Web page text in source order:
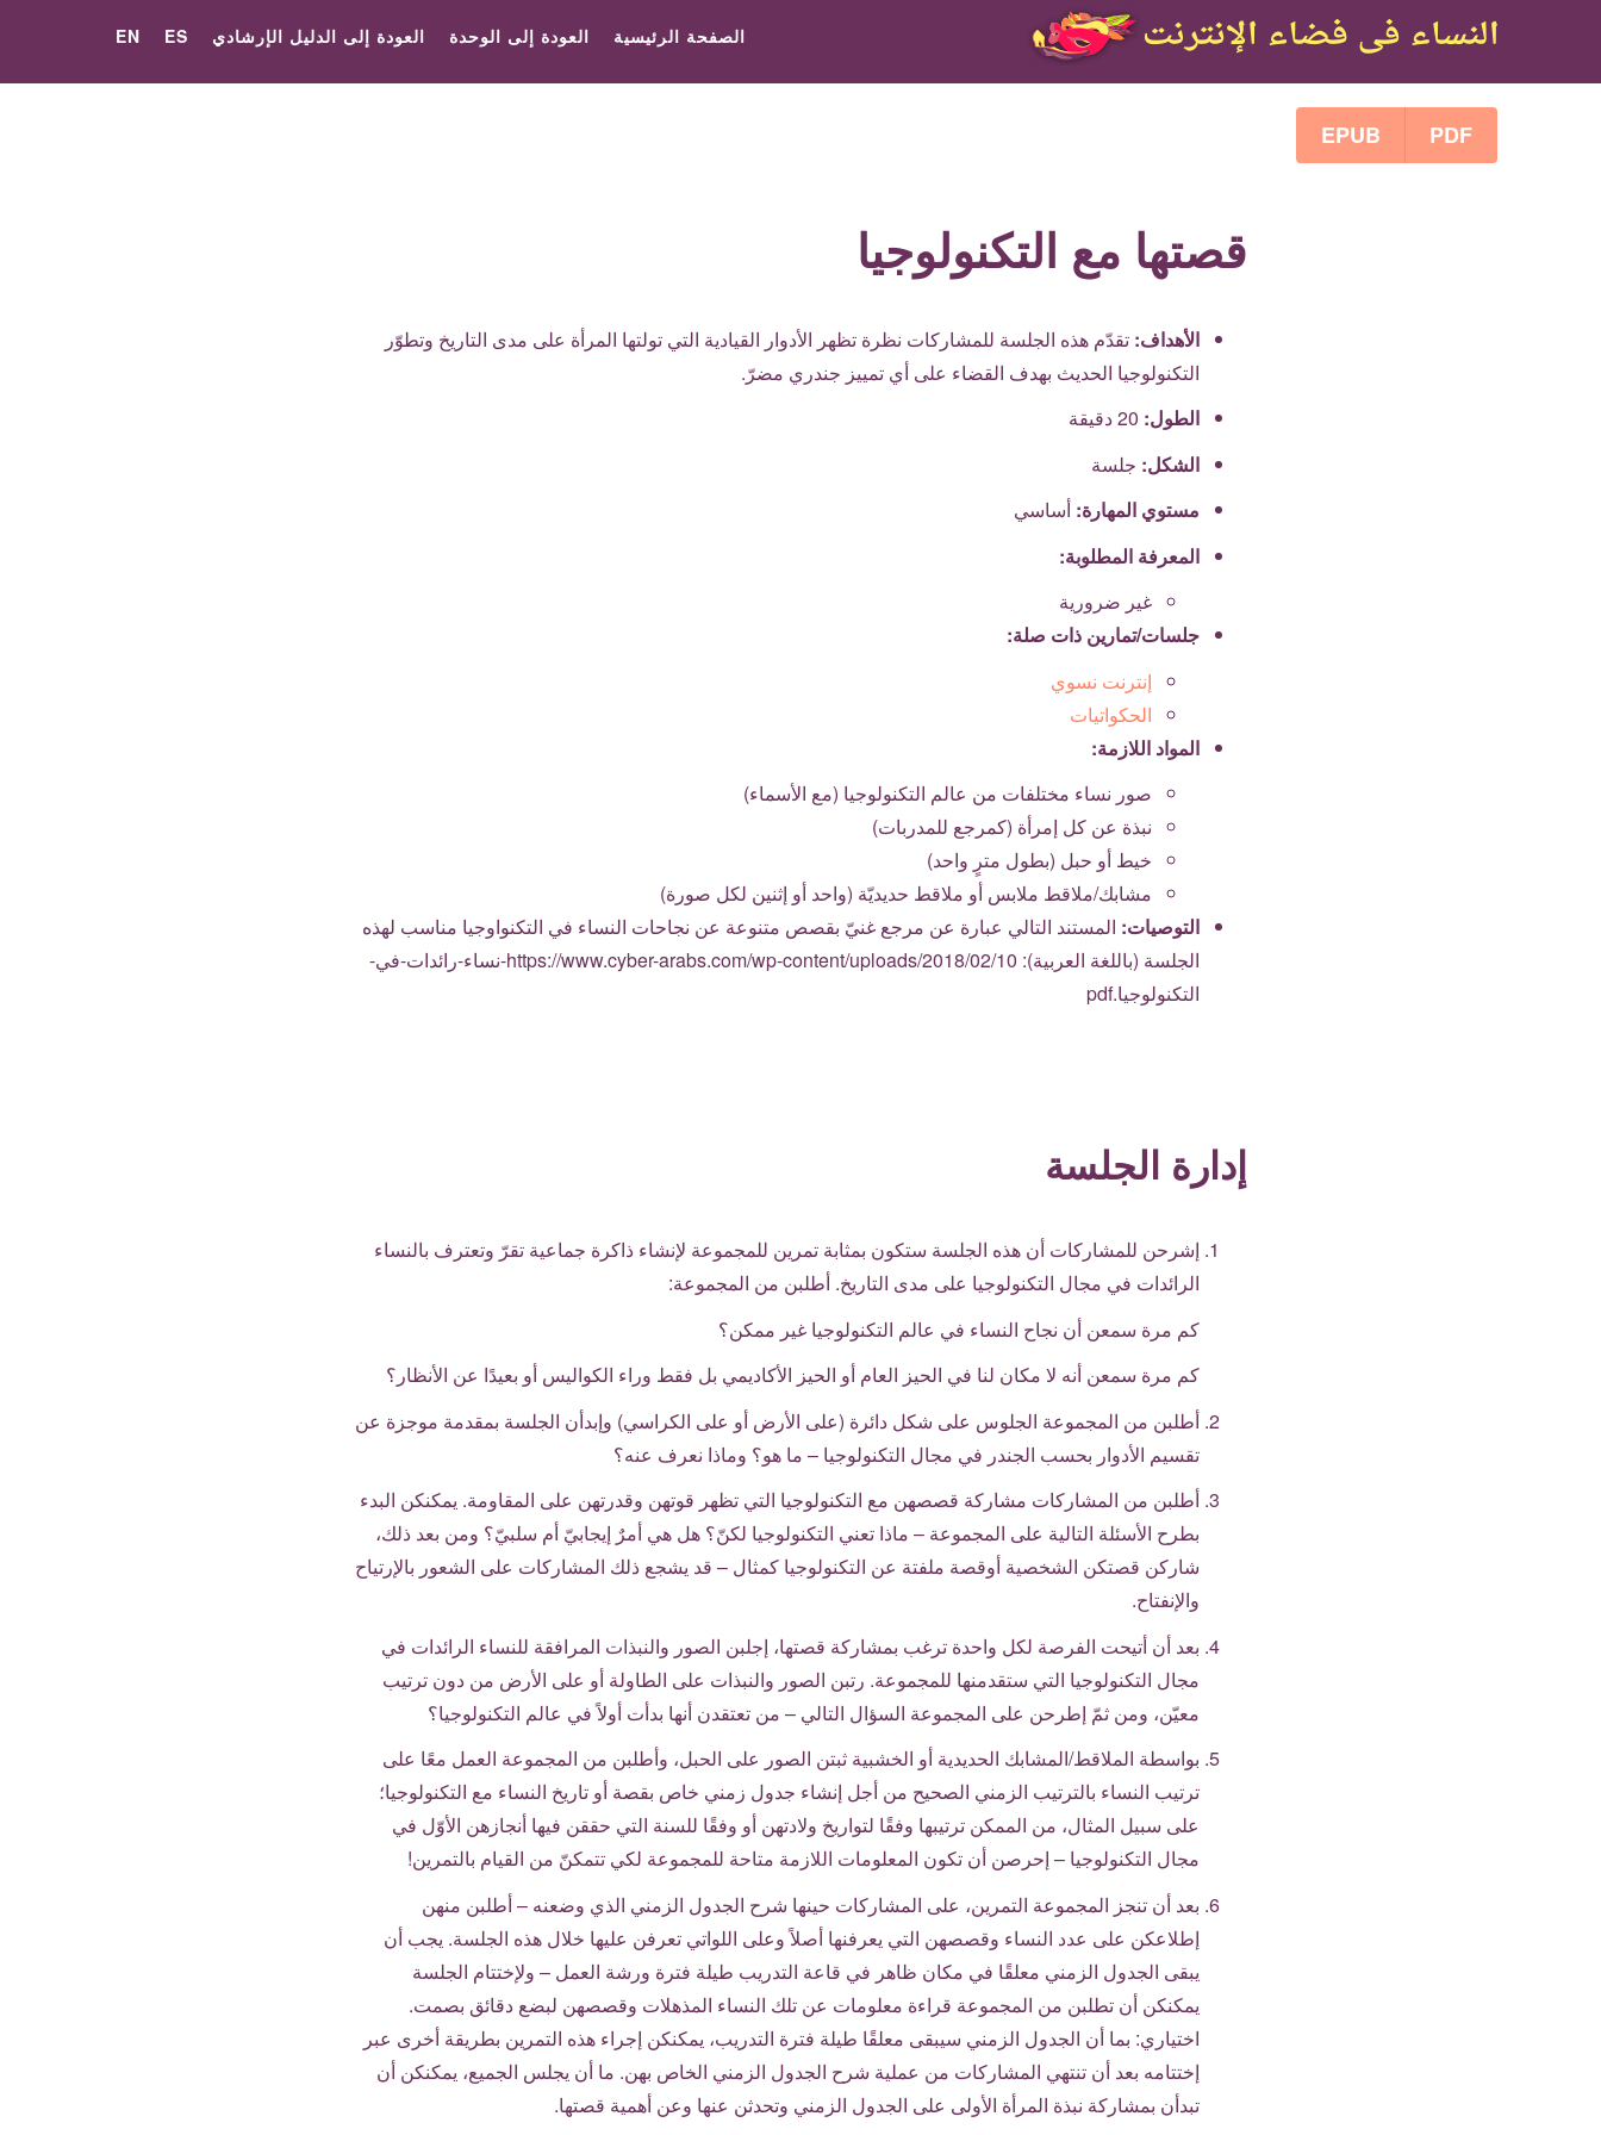
الصفحة الرئيسية العودة إلى الوحدة العودة إلى الدليل الإرشادي ES
EN
PDF
EPUB
قصتها مع التكنولوجيا
الأهداف: تقدّم هذه الجلسة للمشاركات نظرة تظهر الأدوار القيادية التي تولتها المرأة على مدى التاريخ وتطوّر
التكنولوجيا الحديث بهدف القضاء على أي تمييز جندري مضرّ.
الطول: 20دقيقة
الشكل: جلسة
مستوي المهارة: أساسي
المعرفة المطلوبة:
غير ضرورية
جلسات/تمارين ذات صلة:
إنترنت نسوي
الحكواتيات
المواد اللازمة:
صور نساء مختلفات من عالم التكنولوجيا (مع الأسماء)
نبذة عن كل إمرأة (كمرجع للمدربات)
خيط أو حبل (بطول مترٍ واحد)
مشابك/ملاقط ملابس أو ملاقط حديديّة (واحد أو إثنين لكل صورة)
التوصيات: المستند التالي عبارة عن مرجع غنيّ بقصص متنوعة عن نجاحات النساء في التكنواوجيا مناسب لهذه
الجلسة (باللغة العربية): https://www.cyber-arabs.com/wp-content/uploads/2018/02/10-نساء-رائدات-في-
التكنولوجيا.pdf
إدارة الجلسة
إشرحن للمشاركات أن هذه الجلسة ستكون بمثابة تمرين للمجموعة لإنشاء ذاكرة جماعية تقرّ وتعترف بالنساء
الرائدات في مجال التكنولوجيا على مدى التاريخ. أطلبن من المجموعة:
كم مرة سمعن أن نجاح النساء في عالم التكنولوجيا غير ممكن؟
كم مرة سمعن أنه لا مكان لنا في الحيز العام أو الحيز الأكاديمي بل فقط وراء الكواليس أو بعيدًا عن الأنظار؟
أطلبن من المجموعة الجلوس على شكل دائرة (على الأرض أو على الكراسي) وإبدأن الجلسة بمقدمة موجزة عن
تقسيم الأدوار بحسب الجندر في مجال التكنولوجيا – ما هو؟ وماذا نعرف عنه؟
أطلبن من المشاركات مشاركة قصصهن مع التكنولوجيا التي تظهر قوتهن وقدرتهن على المقاومة. يمكنكن البدء
بطرح الأسئلة التالية على المجموعة – ماذا تعني التكنولوجيا لكنّ؟ هل هي أمرٌ إيجابيّ أم سلبيّ؟ ومن بعد ذلك،
شاركن قصتكن الشخصية أوقصة ملفتة عن التكنولوجيا كمثال – قد يشجع ذلك المشاركات على الشعور بالإرتياح
والإنفتاح.
بعد أن أتيحت الفرصة لكل واحدة ترغب بمشاركة قصتها، إجلبن الصور والنبذات المرافقة للنساء الرائدات في
مجال التكنولوجيا التي ستقدمنها للمجموعة. رتبن الصور والنبذات على الطاولة أو على الأرض من دون ترتيب
معيّن، ومن ثمّ إطرحن على المجموعة السؤال التالي – من تعتقدن أنها بدأت أولاً في عالم التكنولوجيا؟
بواسطة الملاقط/المشابك الحديدية أو الخشبية ثبتن الصور على الحبل، وأطلبن من المجموعة العمل معًا على
ترتيب النساء بالترتيب الزمني الصحيح من أجل إنشاء جدول زمني خاص بقصة أو تاريخ النساء مع التكنولوجيا؛
على سبيل المثال، من الممكن ترتيبها وفقًا لتواريخ ولادتهن أو وفقًا للسنة التي حققن فيها أنجازهن الأوّل في
مجال التكنولوجيا – إحرصن أن تكون المعلومات اللازمة متاحة للمجموعة لكي تتمكنّ من القيام بالتمرين!
بعد أن تنجز المجموعة التمرين، على المشاركات حينها شرح الجدول الزمني الذي وضعنه – أطلبن منهن
إطلاعكن على عدد النساء وقصصهن التي يعرفنها أصلاً وعلى اللواتي تعرفن عليها خلال هذه الجلسة. يجب أن
يبقى الجدول الزمني معلقًا في مكان ظاهر في قاعة التدريب طيلة فترة ورشة العمل – ولإختتام الجلسة
يمكنكن أن تطلبن من المجموعة قراءة معلومات عن تلك النساء المذهلات وقصصهن لبضع دقائق بصمت.
اختياري: بما أن الجدول الزمني سيبقى معلقًا طيلة فترة التدريب، يمكنكن إجراء هذه التمرين بطريقة أخرى عبر
إختتامه بعد أن تنتهي المشاركات من عملية شرح الجدول الزمني الخاص بهن. ما أن يجلس الجميع، يمكنكن أن
تبدأن بمشاركة نبذة المرأة الأولى على الجدول الزمني وتحدثن عنها وعن أهمية قصتها.